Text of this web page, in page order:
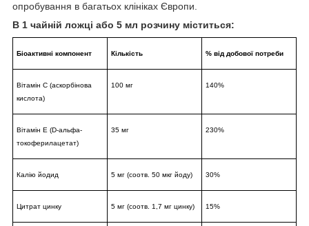
опробування в багатьох клініках Європи.
В 1 чайній ложці або 5 мл розчину міститься:
Біоактивні компонент Кількість % від добової потреби
Вітамін С (аскорбінова
кислота)
100 мг 140%
Вітамін Е (D-альфа-
токоферилацетат)
35 мг 230%
Калію йодид 5 мг (соотв. 50 мкг йоду) 30%
Цитрат цинку 5 мг (соотв. 1,7 мг цинку) 15%